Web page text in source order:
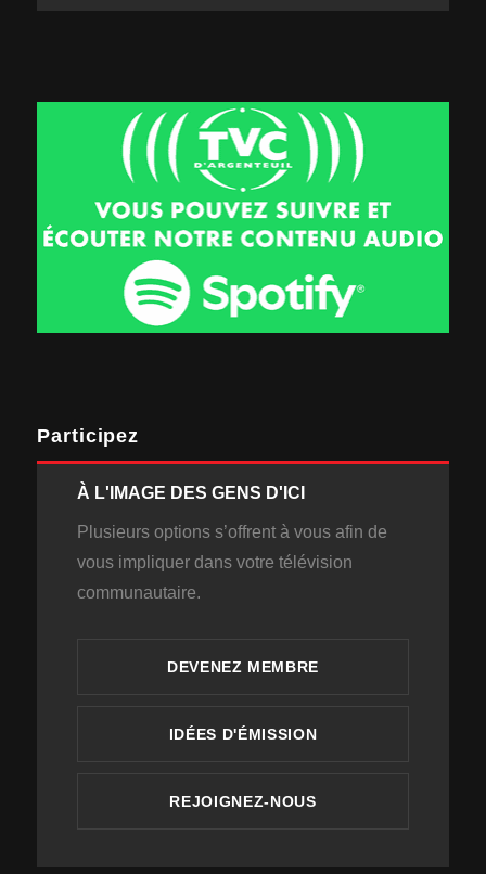
Participez
À L'IMAGE DES GENS D'ICI
Plusieurs options s’offrent à vous afin de
vous impliquer dans votre télévision
communautaire.
DEVENEZ MEMBRE
IDÉES D'ÉMISSION
REJOIGNEZ-NOUS